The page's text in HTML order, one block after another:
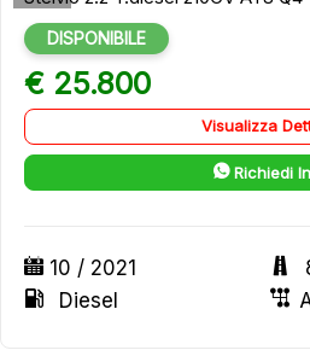
DISPONIBILE
€ 25.800
Visualizza
Richiedi
10 / 2021
Diesel